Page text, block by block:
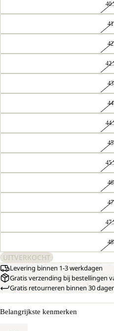
41
42
43
44
45
46
47
48
UITVERKOCHT
Levering binnen 1-3 werkdagen
Gratis verzending bij bestellingen
Gratis retourneren binnen 30
Belangrijkste kenmerken